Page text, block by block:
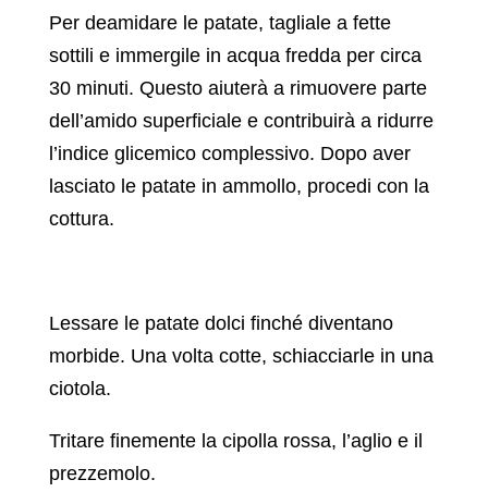
Per deamidare le patate, tagliale a fette
sottili e immergile in acqua fredda per circa
30 minuti. Questo aiuterà a rimuovere parte
dell’amido superficiale e contribuirà a ridurre
l’indice glicemico complessivo. Dopo aver
lasciato le patate in ammollo, procedi con la
cottura.
Lessare le patate dolci finché diventano
morbide. Una volta cotte, schiacciarle in una
ciotola.
Tritare finemente la cipolla rossa, l’aglio e il
prezzemolo.